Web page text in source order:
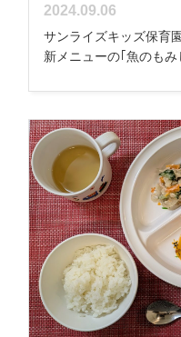
2024.09.06
サンライズキッズ保育
新メニューの｢魚のもみ